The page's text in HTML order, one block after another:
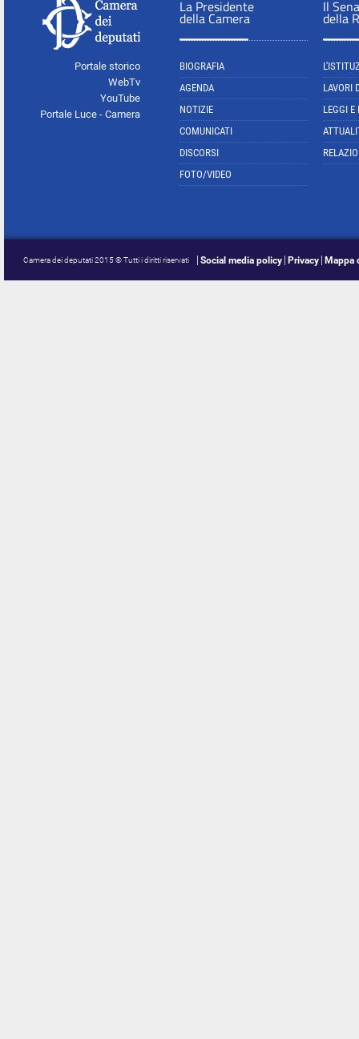
Portale storico
WebTv
YouTube
Portale Luce - Camera
La Presidente
della Camera
BIOGRAFIA
AGENDA
NOTIZIE
COMUNICATI
DISCORSI
FOTO/VIDEO
Il
della
LAVORI
LEGGI E
Camera dei deputati 2015 © Tutti i diritti riservati Social media policy Privacy Mappa